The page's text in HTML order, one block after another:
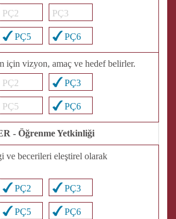
PÇ2 PÇ3
PÇ5 PÇ6
için vizyon, amaç ve hedef belirler.
PÇ2 PÇ3
PÇ5 PÇ6
- Öğrenme Yetkinliği
ve becerileri eleştirel olarak
PÇ2 PÇ3
PÇ5 PÇ6